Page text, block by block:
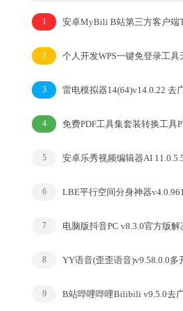
1 安卓MyBili B站第三方客户端TV版
2 个人开发WPS一键免登录工具无需登录
3 雷电模拟器14(64)v14.0.22 去广告绿色纯净
4 免费PDF工具集套装转换工具PDFgear
5 安卓乐秀视频编辑器AI 11.0.5.5去广告解锁VIP
6 LBE平行空间分身神器v4.0.9612解锁vip专业版
7 电脑版抖音PC v8.3.0官方版解决网页切换
8 YY语音(歪歪语音)v9.58.0.0多开去广告绿
9 B站哔哩哔哩Bilibili v9.5.0去广告内置漫游模块